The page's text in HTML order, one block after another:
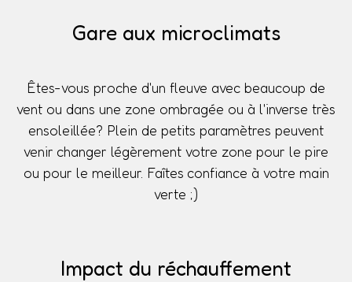
Gare aux microclimats
Êtes-vous proche d'un fleuve avec beaucoup de
vent ou dans une zone ombragée ou à l'inverse très
ensoleillée? Plein de petits paramètres peuvent
venir changer légèrement votre zone pour le pire
ou pour le meilleur. Faîtes confiance à votre main
verte ;)
Impact du réchauffement